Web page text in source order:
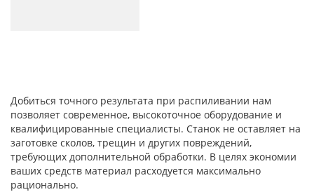
Добиться точного результата при распиливании нам
позволяет современное, высокоточное оборудование и
квалифицированные специалисты. Станок не оставляет на
заготовке сколов, трещин и других повреждений,
требующих дополнительной обработки. В целях экономии
ваших средств материал расходуется максимально
рационально.